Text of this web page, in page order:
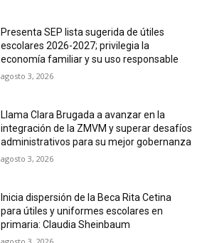
Presenta SEP lista sugerida de útiles
escolares 2026-2027; privilegia la
economía familiar y su uso responsable
agosto 3, 2026
Llama Clara Brugada a avanzar en la
integración de la ZMVM y superar desafíos
administrativos para su mejor gobernanza
agosto 3, 2026
Inicia dispersión de la Beca Rita Cetina
para útiles y uniformes escolares en
primaria: Claudia Sheinbaum